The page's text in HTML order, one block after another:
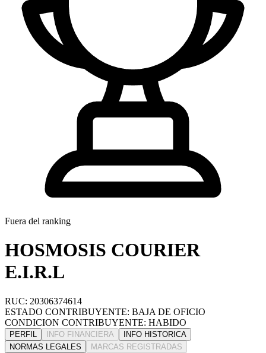
Fuera del ranking
HOSMOSIS COURIER
E.I.R.L
RUC: 20306374614
ESTADO CONTRIBUYENTE: BAJA DE OFICIO
CONDICION CONTRIBUYENTE: HABIDO
PERFIL INFO FINANCIERA
INFO HISTORICA
NORMAS LEGALES
MARCAS REGISTRADAS